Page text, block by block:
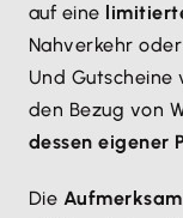
auf eine
Nahverkehr
Und Gutscheine
den Bezug von
dessen eigener
Die